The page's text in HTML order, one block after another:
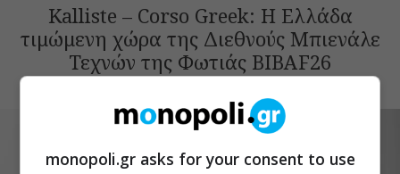
Kalliste – Corso Greek: Η Ελλάδα
τιμώμενη χώρα της Διεθνούς Μπιενάλε
Τεχνών της Φωτιάς BIBAF26
monopoli.gr asks for your consent to use